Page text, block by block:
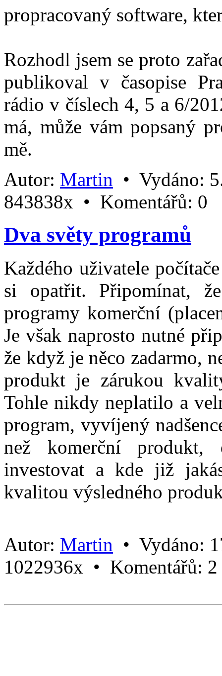
propracovaný software,
Rozhodl jsem se proto
publikoval v časopise
rádio v číslech 4, 5 a 6/
má, může vám popsaný
mě.
Autor: Martin • Vydáno:
843838x • Komentářů: 0
Dva světy programů
Každého uživatele
si opatřit. Připomínat,
programy komerční
Je však naprosto nutné
že když je něco zadarmo,
produkt je zárukou
Tohle nikdy neplatilo a
program, vyvíjený
než komerční
investovat a kde již
kvalitou výsledného
Autor: Martin • Vydáno:
1022936x • Komentářů: 2